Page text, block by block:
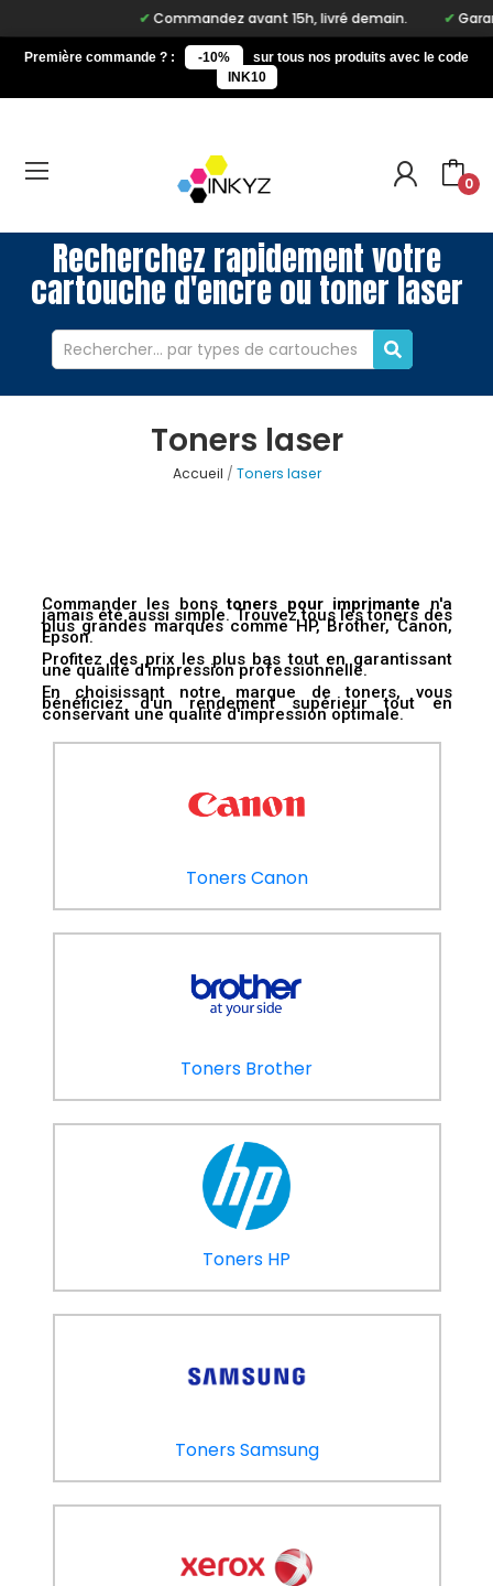
Commandez avant 15h, livré demain.
Première commande ? : -10%
sur tous nos produits avec le code
INK10
0
Recherchez rapidement votre
cartouche d'encre ou toner laser
Toners laser
Accueil Toners laser
Commander les bonstoners pour imprimante n'a
jamais été aussi simple. Trouvez tous les toners des
plus grandes marques comme HP, Brother, Canon,
Epson.
Profitez des prix les plus bas tout en garantissant
une qualité d'impression professionnelle.
En choisissant notre marque de toners, vous
bénéficiez d'un rendement supérieur tout en
conservant une qualité d'impression optimale.
Toners Canon
Toners Brother
Toners HP
Toners Samsung